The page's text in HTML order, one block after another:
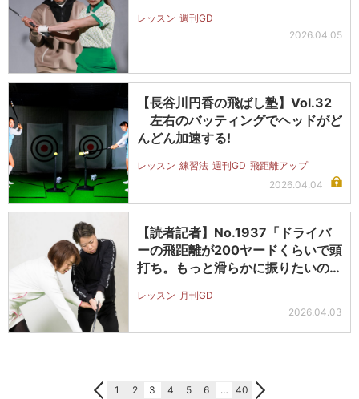
レッスン 週刊GD
2026.04.05
【長谷川円香の飛ばし塾】Vol.32
左右のバッティングでヘッドがど
んどん加速する!
レッスン 練習法 週刊GD 飛距離アップ
2026.04.04
【読者記者】No.1937「ドライバ
ーの飛距離が200ヤードくらいで頭
打ち。もっと滑らかに振りたいの…
レッスン 月刊GD
2026.04.03
1 2 3 4 5 6 … 40